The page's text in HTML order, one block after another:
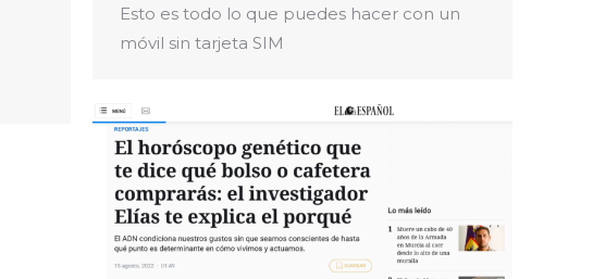
Esto es todo lo que puedes hacer con un
móvil sin tarjeta SIM